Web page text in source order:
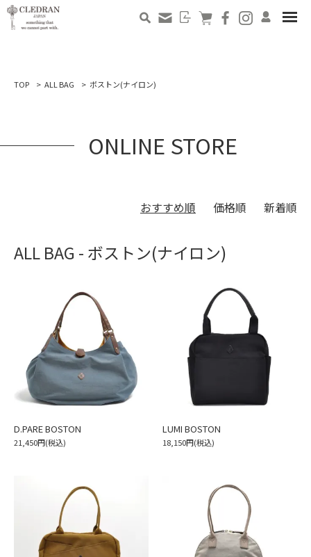
TOP ALL BAG ボストン(ナイロン)
ONLINE STORE
おすすめ順 価格順 新着順
ALL BAG - ボストン(ナイロン)
D.PARE BOSTON
21,450円(税込)
LUMI BOSTON
18,150円(税込)